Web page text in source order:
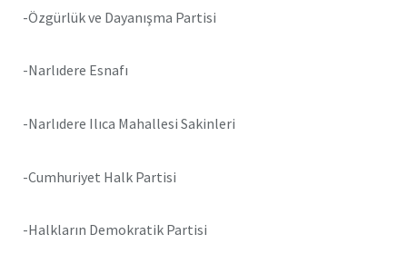
-Özgürlük ve Dayanışma Partisi
-Narlıdere Esnafı
-Narlıdere Ilıca Mahallesi Sakinleri
-Cumhuriyet Halk Partisi
-Halkların Demokratik Partisi